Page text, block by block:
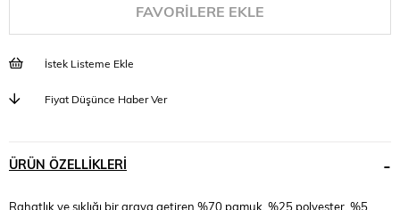
FAVORILERE EKLE
İstek Listeme Ekle
Fiyat Düşünce Haber Ver
ÜRÜN ÖZELLIKLERI
Rahatlık ve şıklığı bir araya getiren %70 pamuk, %25 polyester, %5